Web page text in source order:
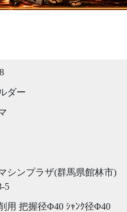
ダー
シンプラザ(群馬県館林市)
5
用 把握径Φ40 ｼｬﾝｸ径Φ40